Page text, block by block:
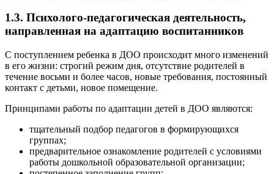
1.3. Психолого-педагогическая деятельность,
направленная на адаптацию воспитанников
С поступлением ребенка в ДОО происходит много изменений
в его жизни: строгий режим дня, отсутствие родителей в
течение восьми и более часов, новые требования, постоянный
контакт с детьми, новое помещение.
Принципами работы по адаптации детей в ДОО являются:
тщательный подбор педагогов в формирующихся
группах;
предварительное ознакомление родителей с условиями
работы дошкольной образовательной организации;